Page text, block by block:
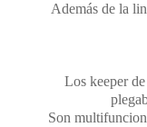
Además de la
Los keeper de
Son